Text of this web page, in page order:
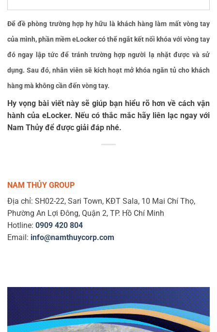
Để đề phòng trường hợp hy hữu là khách hàng làm mất vòng tay
của mình, phần mềm eLocker có thể ngắt kết nối khóa với vòng tay
đó ngay lập tức để tránh trường hợp người lạ nhặt được và sử
dụng. Sau đó, nhân viên sẽ kích hoạt mở khóa ngăn tủ cho khách
hàng mà không cần đến vòng tay.
Hy vọng bài viết này sẽ giúp bạn hiểu rõ hơn về cách vận
hành của eLocker. Nếu có thắc mắc hãy liên lạc ngay với
Nam Thủy để được giải đáp nhé.
NAM THỦY GROUP
Địa chỉ: SH02-22, Sari Town, KĐT Sala, 10 Mai Chí Thọ,
Phường An Lợi Đông, Quận 2, TP. Hồ Chí Minh
Hotline: 0909 420 804
Email: info@namthuycorp.com